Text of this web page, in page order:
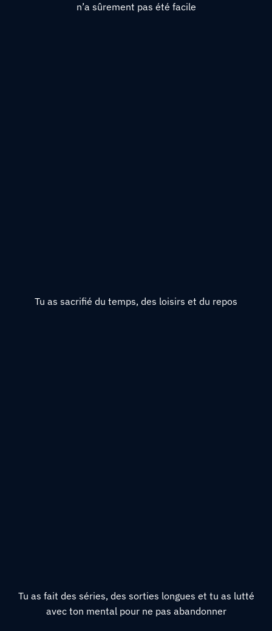
n’a sûrement pas été facile
Tu as sacrifié du temps, des loisirs et du repos
Tu as fait des séries, des sorties longues et tu as lutté
avec ton mental pour ne pas abandonner